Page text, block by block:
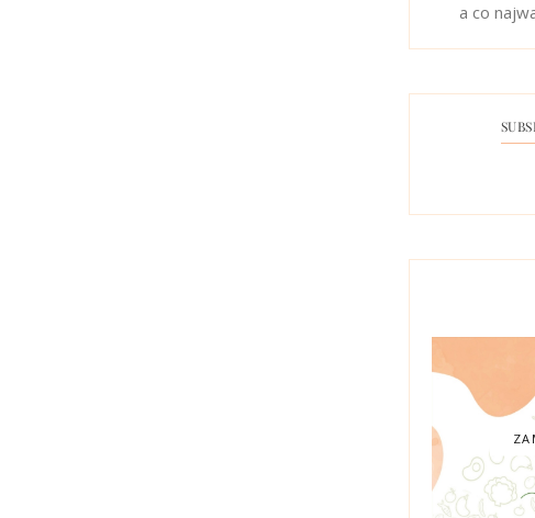
a co